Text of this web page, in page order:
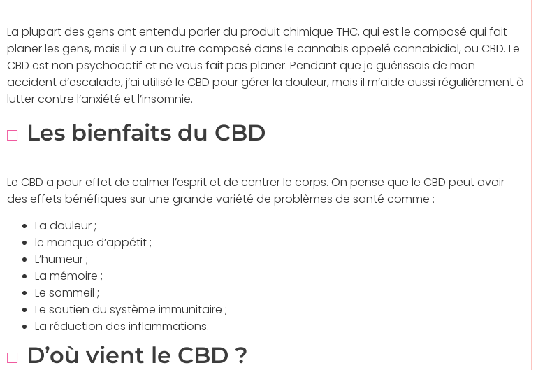
La plupart des gens ont entendu parler du produit chimique THC, qui est le composé qui fait
planer les gens, mais il y a un autre composé dans le cannabis appelé cannabidiol, ou CBD. Le
CBD est non psychoactif et ne vous fait pas planer. Pendant que je guérissais de mon
accident d’escalade, j’ai utilisé le CBD pour gérer la douleur, mais il m’aide aussi régulièrement à
lutter contre l’anxiété et l’insomnie.
Les bienfaits du CBD
Le CBD a pour effet de calmer l’esprit et de centrer le corps. On pense que le CBD peut avoir
des effets bénéfiques sur une grande variété de problèmes de santé comme :
La douleur ;
le manque d’appétit ;
L’humeur ;
La mémoire ;
Le sommeil ;
Le soutien du système immunitaire ;
La réduction des inflammations.
D’où vient le CBD ?